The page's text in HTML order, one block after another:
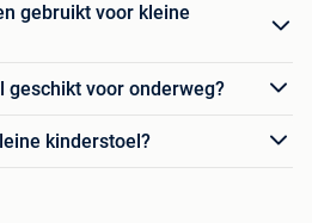
gebruikt voor kleine
geschikt voor onderweg?
kinderstoel?